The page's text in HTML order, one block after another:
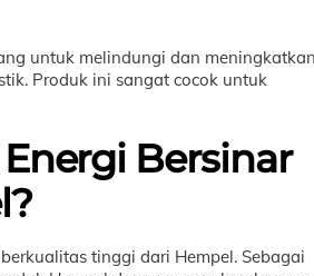
untuk melindungi dan meningkatkan
Produk ini sangat cocok untuk
Bersinar
tinggi dari Hempel. Sebagai